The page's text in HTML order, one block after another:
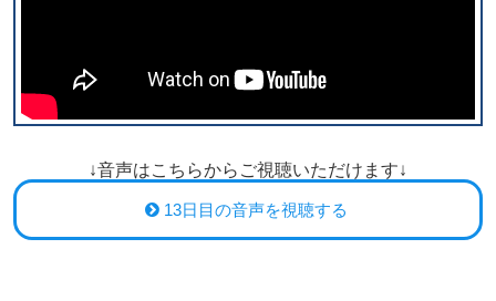
↓音声はこちらからご視聴いただけます↓
13日目の音声を視聴する